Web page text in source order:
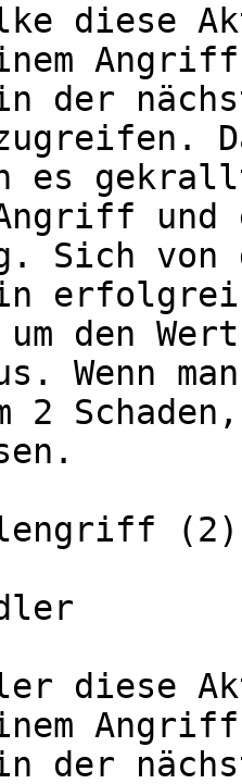
diese
der
es
und
Sich von
den
Wenn
2
(2)
diese
der